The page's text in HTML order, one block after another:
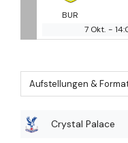
EVE
7 Okt. -
Aufstellungen &
Crystal Palace